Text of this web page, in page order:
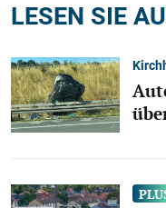
LESEN SIE